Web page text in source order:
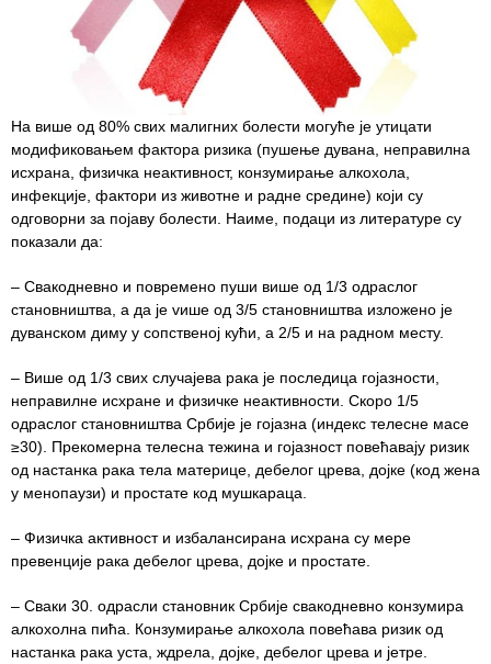
На више од 80% свих малигних болести могуће је утицати
модификовањем фактора ризика (пушење дувана, неправилна
исхрана, физичка неактивност, конзумирање алкохола,
инфекције, фактори из животне и радне средине) који су
одговорни за појаву болести. Наиме, подаци из литературе су
показали да:
– Свакодневно и повремено пуши више од 1/3 одраслог
становништва, а да je vише од 3/5 становништва изложено је
дуванском диму у сопственој кући, а 2/5 и на радном месту.
– Више од 1/3 свих случајева рака је последица гојазности,
неправилне исхране и физичке неактивности. Скоро 1/5
одраслог становништва Србије је гојазна (индекс телесне масе
≥30). Прекомерна телесна тежина и гојазност повећавају ризик
од настанка рака тела материце, дебелог црева, дојке (код жена
у менопаузи) и простате код мушкараца.
– Физичка активност и избалансирана исхрана су мере
превенције рака дебелог црева, дојке и простате.
– Сваки 30. одрасли становник Србије свакодневно конзумира
алкохолна пића. Конзумирање алкохола повећава ризик од
настанка рака уста, ждрела, дојке, дебелог црева и јетре.
Служба за
унапређење
и очување
Служба за
медицинску
дијагностику
Стационар
социјалне
медицине са
информатиком
Служба за
правне,
економско-
финансијске,
техничке и
друге сличне
Информатор
Финансије
/ јавне
набавке